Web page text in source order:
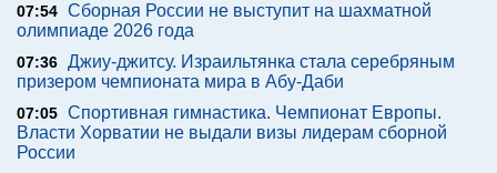
07:54 Сборная России не выступит на шахматной
олимпиаде 2026 года
07:36 Джиу-джитсу. Израильтянка стала серебряным
призером чемпионата мира в Абу-Даби
07:05 Спортивная гимнастика. Чемпионат Европы.
Власти Хорватии не выдали визы лидерам сборной
России